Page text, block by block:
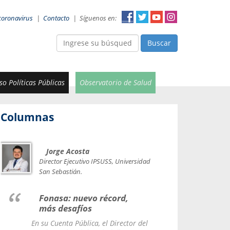
| Contacto | Síguenos en:
Buscar
Políticas Públicas Observatorio de Salud
Columnas
Jorge Acosta
Director Ejecutivo IPSUSS, Universidad
San Sebastián.
Fonasa: nuevo récord,
más desafíos
En su Cuenta Pública, el Director del